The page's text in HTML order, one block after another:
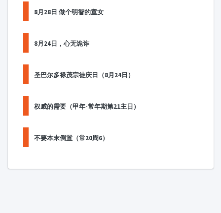
8月28日 做个明智的童女
8月24日，心无诡诈
圣巴尔多禄茂宗徒庆日（8月24日）
权威的需要（甲年-常年期第21主日）
不要本末倒置（常20周6）